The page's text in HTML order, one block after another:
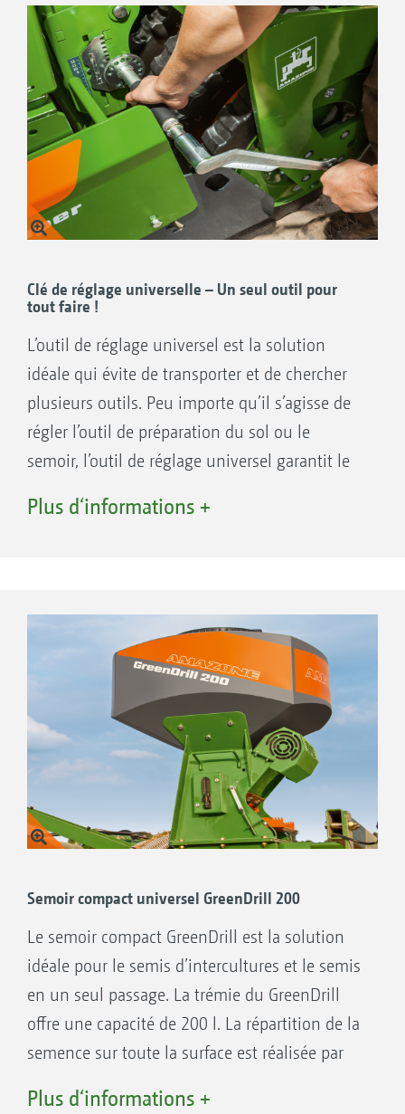
Clé de réglage universelle – Un seul outil pour
tout faire !
L’outil de réglage universel est la solution
idéale qui évite de transporter et de chercher
plusieurs outils. Peu importe qu’il s’agisse de
régler l’outil de préparation du sol ou le
semoir, l’outil de réglage universel garantit le
Plus d‘informations +
Semoir compact universel GreenDrill 200
Le semoir compact GreenDrill est la solution
idéale pour le semis d’intercultures et le semis
en un seul passage. La trémie du GreenDrill
offre une capacité de 200 l. La répartition de la
semence sur toute la surface est réalisée par
Plus d‘informations +